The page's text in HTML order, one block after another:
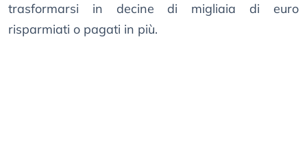
trasformarsi in decine di migliaia di euro
risparmiati o pagati in più.